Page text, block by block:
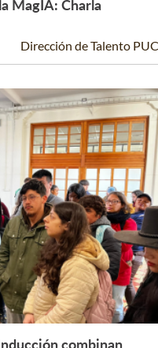
Leer Más +
MagIA: Charla
Dirección de Talento
combinan